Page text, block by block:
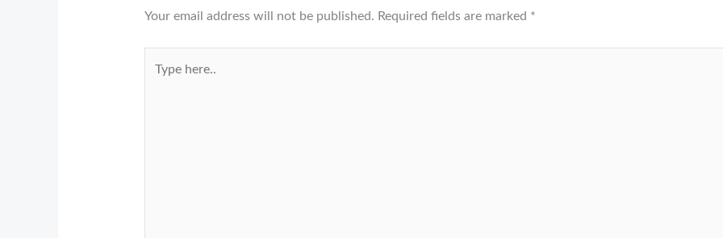
Your email address will not be published. Required fields are marked *